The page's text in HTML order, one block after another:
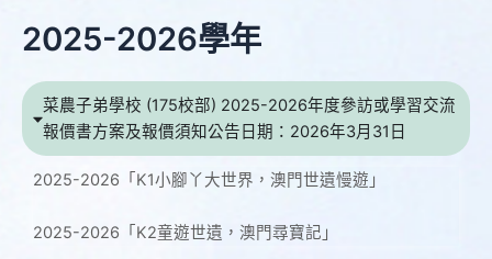
2025-2026學年
菜農子弟學校 (175校部) 2025-2026年度參訪或學習交流
報價書方案及報價須知公告日期：2026年3月31日
2025-2026「K1小腳丫大世界，澳門世遺慢遊」
2025-2026「K2童遊世遺，澳門尋寶記」